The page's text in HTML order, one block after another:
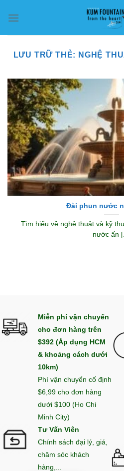
qua
LƯU TRỮ THẺ: NGHỆ
Đài phun nước
Tìm hiểu về nghệ thuật và kỹ
nước ấn
Miễn phí vận chuyển
cho đơn hàng trên
$392 (Áp dụng HCM
& khoảng cách dưới
10km)
Phí vận chuyển cố định
$6,99 cho đơn hàng
dưới $100 (Ho Chi
Minh City)
Tư Vấn Viên
Chính sách đại lý, giá,
chăm sóc khách
hàng,...